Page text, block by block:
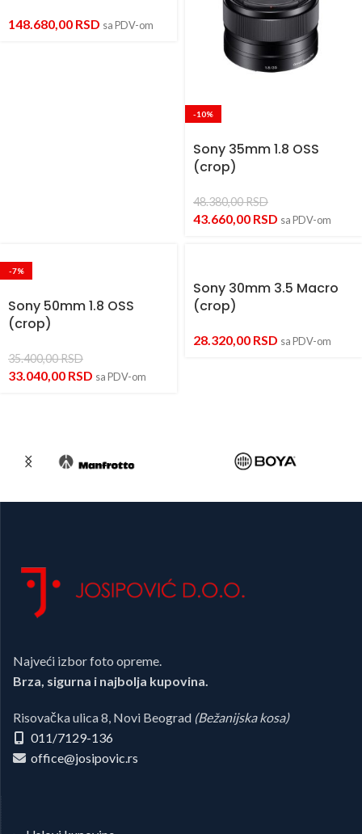
148.680,00 RSD sa PDV-om
-10%
Sony 35mm 1.8 OSS
(crop)
48.380,00RSD
43.660,00 RSD sa PDV-om
-7%
Sony 50mm 1.8 OSS
(crop)
35.400,00RSD
33.040,00 RSD sa PDV-om
Sony 30mm 3.5 Macro
(crop)
28.320,00 RSD sa PDV-om
Najveći izbor foto opreme.
Brza, sigurna i najbolja kupovina.
Risovačka ulica 8, Novi Beograd (Bežanijska kosa)
011/7129-136
office@josipovic.rs